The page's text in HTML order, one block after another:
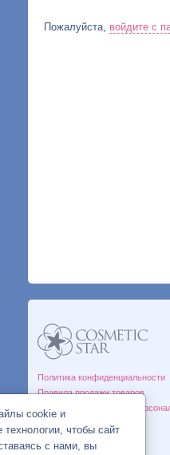
Пожалуйста, войдите с
Политика конфиденциальности
Правила продажи товаров
Согласие на обработку
данных
cookie и
чтобы сайт
с нами, вы